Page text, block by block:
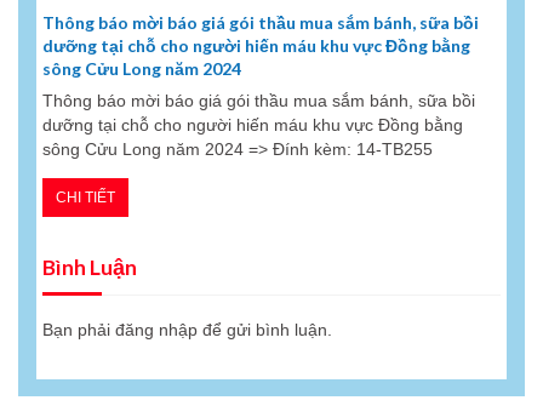
Thông báo mời báo giá gói thầu mua sắm bánh, sữa bồi
dưỡng tại chỗ cho người hiến máu khu vực Đồng bằng
sông Cửu Long năm 2024
Thông báo mời báo giá gói thầu mua sắm bánh, sữa bồi
dưỡng tại chỗ cho người hiến máu khu vực Đồng bằng
sông Cửu Long năm 2024 => Đính kèm: 14-TB255
CHI TIẾT
Bình Luận
Bạn phải đăng nhập để gửi bình luận.